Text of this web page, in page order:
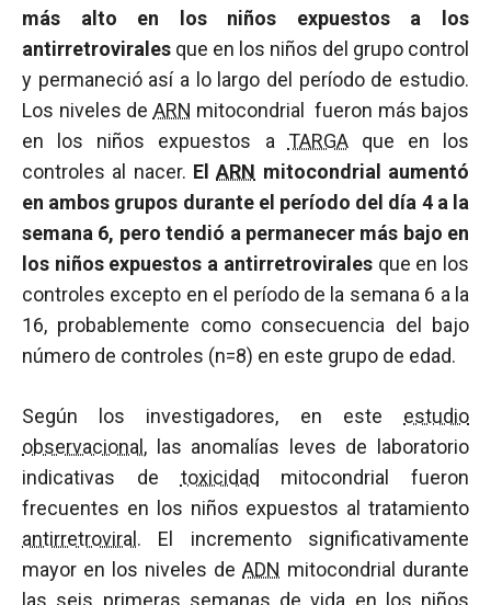
más alto en los niños expuestos a los
antirretrovirales que en los niños del grupo control
y permaneció así a lo largo del período de estudio.
Los niveles de ARN mitocondrial fueron más bajos
en los niños expuestos a TARGAque en los
controles al nacer. ElARN mitocondrial aumentó
en ambos grupos durante el período del día 4 a la
semana 6, pero tendió a permanecer más bajo en
los niños expuestos a antirretroviralesque en los
controles excepto en el período de la semana 6 a la
16, probablemente como consecuencia del bajo
número de controles (n=8) en este grupo de edad.
Según los investigadores, en este estudio
observacional , las anomalías leves de laboratorio
indicativas de toxicidad mitocondrial fueron
frecuentes en los niños expuestos al tratamiento
antirretroviral . El incremento significativamente
mayor en los niveles de ADN mitocondrial durante
las seis primeras semanas de vida en los niños